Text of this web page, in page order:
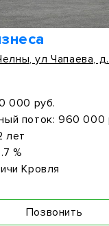
ул Чапаева,
000 руб.
поток: 960 000
лет
%
Кровля
Позвонить